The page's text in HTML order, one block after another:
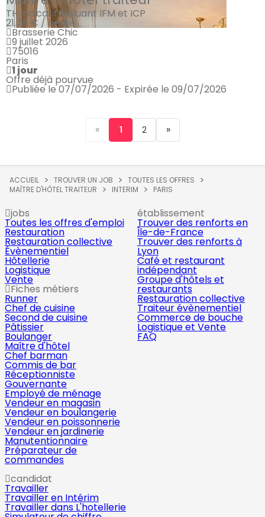
TH indicatif incluant IFM et ICP
21.78 € / heure
Brasserie Chic
9 juillet 2026
75016
Paris
1 jour
Offre déjà pourvue
Publiée le 07/07/2026 - Expirée le 09/07/2026
« 1 2 »
ACCUEIL TROUVER UN JOB
TOUTES LES OFFRES
MAÎTRE D'HÔTEL TRAITEUR
INTERIM PARIS
jobs
Toutes les offres d'emploi
Restauration
Restauration collective
Évènementiel
Hôtellerie
Logistique
Vente
Fiches métiers
Runner
Chef de cuisine
Second de cuisine
Pâtissier
Boulanger
Maître d'hôtel
Chef barman
Commis de bar
Réceptionniste
Gouvernante
Employé de ménage
Vendeur en magasin
Vendeur en boulangerie
Vendeur en poissonnerie
Vendeur en jardinerie
Manutentionnaire
Préparateur de
commandes
établissement
Trouver des renforts en
Île-de-France
Trouver des renforts à
Lyon
Café et restaurant
indépendant
Groupe d'hôtels et
restaurants
Restauration collective
Traiteur évènementiel
Commerce de bouche
Logistique et Vente
FAQ
candidat
Travailler
Travailler en Intérim
Travailler dans L'hotellerie